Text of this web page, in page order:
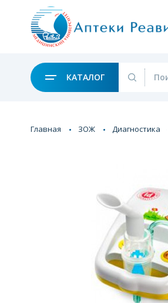
КАТАЛОГ
Главная ЗОЖ Диагностика